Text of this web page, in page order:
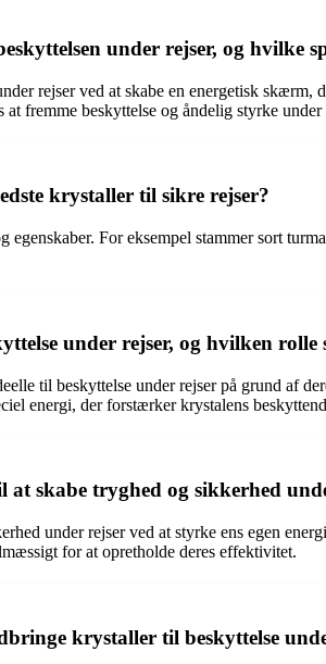
under rejser, og hvilke
rejser ved at skabe en energetisk
fremme beskyttelse og åndelig styrke under
krystaller til sikre rejser?
For eksempel stammer sort
under rejser, og hvilken rolle
til beskyttelse under rejser på grund af
energi, der forstærker krystalens
skabe tryghed og sikkerhed
under rejser ved at styrke ens egen
for at opretholde deres effektivitet.
krystaller til beskyttelse